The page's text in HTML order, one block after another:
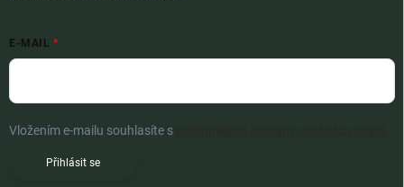
E-MAIL
Vložením e-mailu souhlasíte s
Přihlásit se